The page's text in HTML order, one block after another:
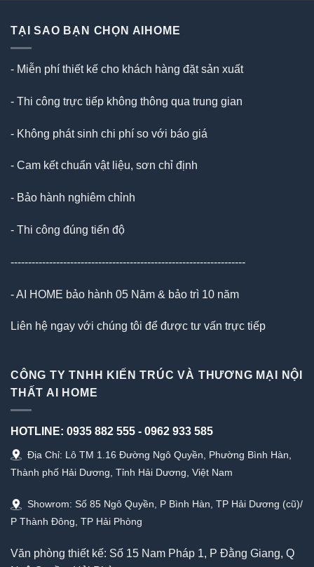
TẠI SAO BẠN CHỌN AIHOME
- Miễn phí thiết kế cho khách hàng đặt sản xuất
- Thi công trực tiếp không thông qua trung gian
- Không phát sinh chi phí so với báo giá
- Cam kết chuẩn vật liệu, sơn chỉ định
- Bảo hành nghiêm chỉnh
- Thi công đúng tiến độ
-------------------------------------------------------------------
- AI HOME bảo hành 05 Năm & bảo trì 10 năm
Liên hệ ngay với chúng tôi để được tư vấn trực tiếp
CÔNG TY TNHH KIẾN TRÚC VÀ THƯƠNG MẠI NỘI
THẤT AI HOME
HOTLINE: 0935 882 555 - 0962 933 585
Địa Chỉ: Lô TM 1.16 Đường Ngô Quyền, Phường Bình Hàn,
Thành phố Hải Dương, Tỉnh Hải Dương, Việt Nam
Showrom: Số 85 Ngô Quyền, P Bình Hàn, TP Hải Dương (cũ)/
P Thành Đông, TP Hải Phòng
Văn phòng thiết kế: Số 15 Nam Pháp 1, P Đằng Giang, Q